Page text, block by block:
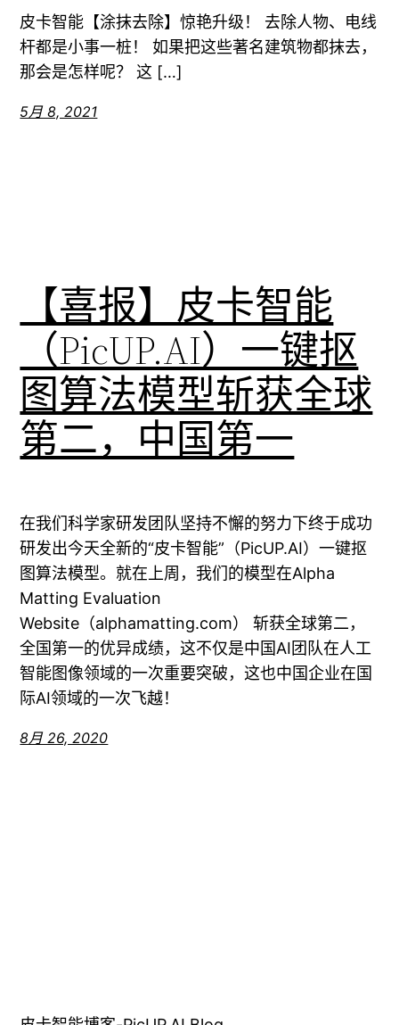
皮卡智能【涂抹去除】惊艳升级！ 去除人物、电线
杆都是小事一桩！ 如果把这些著名建筑物都抹去，
那会是怎样呢？ 这 […]
5月 8, 2021
【喜报】皮卡智能
（PicUP.AI）一键抠
图算法模型斩获全球
第二，中国第一
在我们科学家研发团队坚持不懈的努力下终于成功
研发出今天全新的“皮卡智能”（PicUP.AI）一键抠
图算法模型。就在上周，我们的模型在Alpha
Matting Evaluation
Website（alphamatting.com） 斩获全球第二，
全国第一的优异成绩，这不仅是中国AI团队在人工
智能图像领域的一次重要突破，这也中国企业在国
际AI领域的一次飞越！
8月 26, 2020